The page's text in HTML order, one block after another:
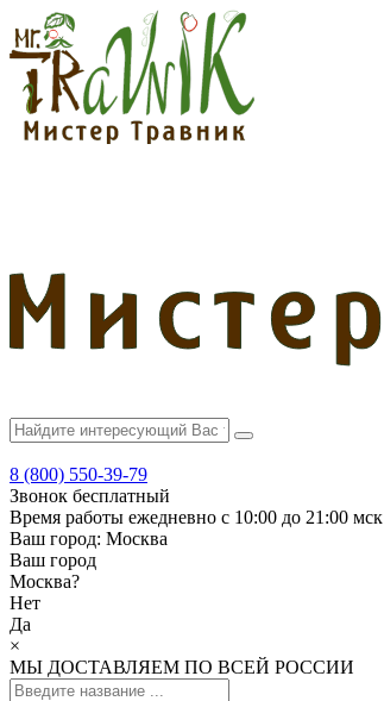
8 (800) 550-39-79
Звонок бесплатный
Время работы ежедневно с 10:00 до 21:00 мск
Ваш город: Москва
Ваш город
Москва?
Нет
Да
×
МЫ ДОСТАВЛЯЕМ ПО ВСЕЙ РОССИИ